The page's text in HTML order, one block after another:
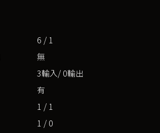
6 / 1
無
3輸入/ 0輸出
有
1 / 1
1 / 0